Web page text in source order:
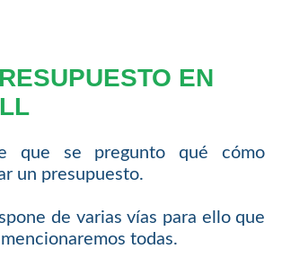
EN
que se pregunto qué cómo
un presupuesto.
de varias vías para ello que
todas.